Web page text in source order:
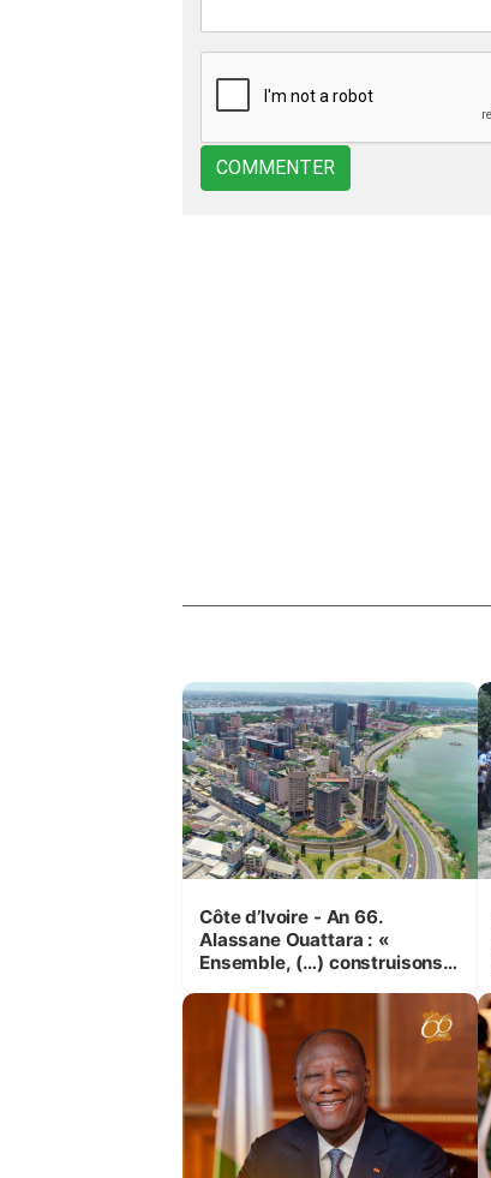
COMMENTER
Côte d’Ivoire - An 66.
Alassane Ouattara : «
Ensemble, (…) construisons
mêmes et pour les
générations futures »